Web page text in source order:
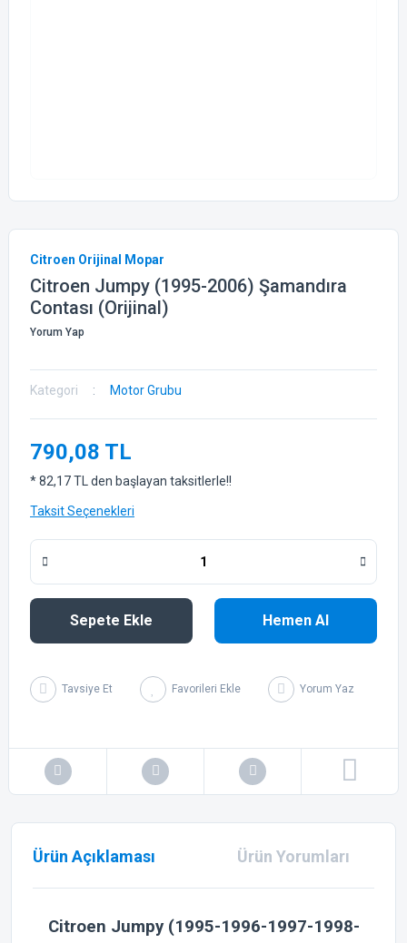
Citroen Orijinal Mopar
Citroen Jumpy (1995-2006) Şamandıra
Contası (Orijinal)
Yorum Yap
Kategori Motor Grubu
790,08 TL
* 82,17 TL den başlayan taksitlerle!!
Taksit Seçenekleri
Sepete Ekle Hemen Al
Tavsiye Et Yorum Yaz
Ürün Açıklaması Ürün Yorumları
Citroen Jumpy (1995-1996-1997-1998-